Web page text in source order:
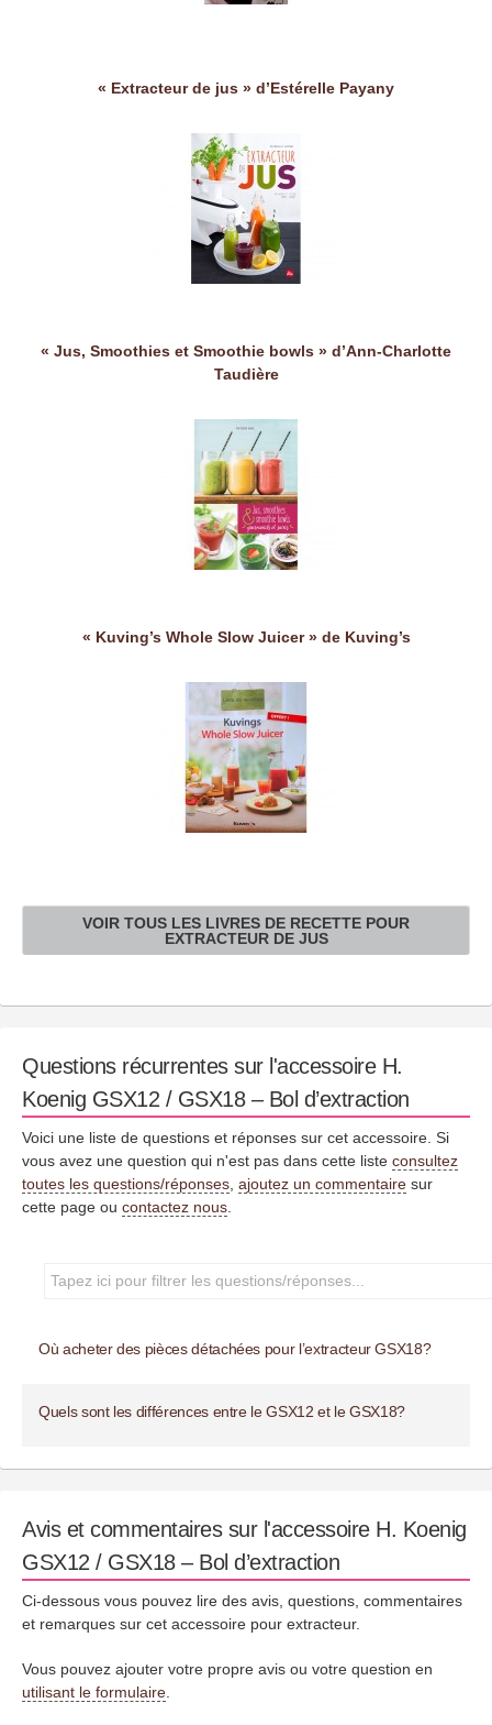
« Extracteur de jus » d’Estérelle Payany
« Jus, Smoothies et Smoothie bowls » d’Ann-Charlotte
Taudière
« Kuving’s Whole Slow Juicer » de Kuving’s
VOIR TOUS LES LIVRES DE RECETTE POUR
EXTRACTEUR DE JUS
Questions récurrentes sur l'accessoire H.
Koenig GSX12 / GSX18 – Bol d’extraction
Voici une liste de questions et réponses sur cet accessoire. Si
vous avez une question qui n'est pas dans cette liste consultez
toutes les questions/réponses ajoutez un commentaire sur
cette page ou contactez nous
Où acheter des pièces détachées pour l’extracteur GSX18?
Quels sont les différences entre le GSX12 et le GSX18?
Avis et commentaires sur l'accessoire H. Koenig
GSX12 / GSX18 – Bol d’extraction
Ci-dessous vous pouvez lire des avis, questions, commentaires
et remarques sur cet accessoire pour extracteur.
Vous pouvez ajouter votre propre avis ou votre question en
utilisant le formulaire